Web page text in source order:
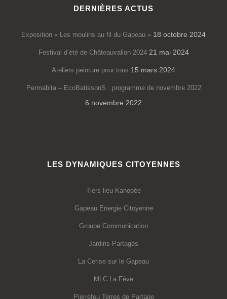
DERNIÈRES ACTUS
Exposition « Les moulins au fil du Gapeau » 18 octobre 2024
Festival d’été de Châteauvallon 2024 21 mai 2024
Ateliers peinture pour tous 15 mars 2024
Permabita – EcoBatissonS : programme de novembre 2022
6 novembre 2022
LES DYNAMIQUES CITOYENNES
Tiers-lieu Kanopée
Gapeau Energie Citoyenne
Groupe Communication
Jardins Partagés
La Cerise sur le Gapeau
MLC La Fève
Pierrefeu Terres de Partage